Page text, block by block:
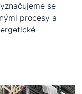
se
procesy a